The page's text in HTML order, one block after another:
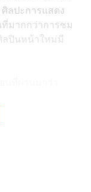
ลปะการแสดง
มากกว่าการชม
ลปินหน้าใหม่มี
อบนอก ไม่ได้จัด
างไกล ซึ่งเป็น